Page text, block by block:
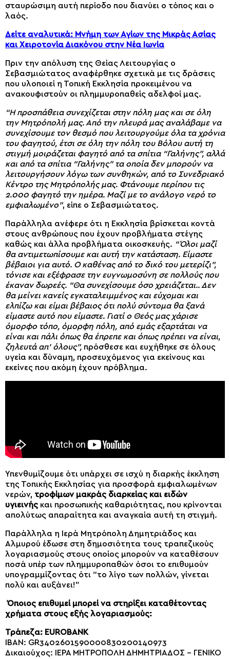
σταυρώσιμη αυτή περίοδο που διανύει ο τόπος και ο
λαός.
Δείτε αναλυτικά: Μνήμη των Αγίων της Μικράς Ασίας
και Χειροτονία Διακόνου στην Νέα Ιωνία
Πριν την απόλυση της Θείας Λειτουργίας ο
Σεβασμιώτατος αναφέρθηκε σχετικά με τις δράσεις
που υλοποιεί η Τοπική Εκκλησία προκειμένου να
ανακουφιστούν οι πλημμυροπαθείς αδελφοί μας.
“Η προσπάθεια συνεχίζεται στην πόλη μας και σε όλη
την Μητρόπολή μας. Από την πλευρά μας αναλάβαμε να
συνεχίσουμε τον θεσμό που λειτουργούμε όλα τα χρόνια
του φαγητού, έτσι σε όλη την πόλη του Βόλου αυτή τη
στιγμή μοιράζεται φαγητό από τα σπίτια “Γαλήνης”, αλλά
και από τα σπίτια “Γαλήνης” τα οποία δεν μπορούν να
λειτουργήσουν λόγω των συνθηκών, από το Συνεδριακό
Κέντρο της Μητρόπολής μας. Φτάνουμε περίπου τις
2.000 φαγητό την ημέρα. Μαζί με το ανάλογο νερό το
εμφιαλωμένο”, είπε ο Σεβασμιώτατος.
Παράλληλα ανέφερε ότι η Εκκλησία βρίσκεται κοντά
στους ανθρώπους που έχουν προβλήματα στέγης
καθώς και άλλα προβλήματα οικοσκευής. “Όλοι μαζί
θα αντιμετωπίσουμε και αυτή την κατάσταση. Είμαστε
βέβαιοι για αυτό. Ο καθένας από το δικό του μετερίζι”,
τόνισε και εξέφρασε την ευγνωμοσύνη σε πολλούς που
έκαναν δωρεές. “Θα συνεχίσουμε όσο χρειάζεται.. Δεν
θα μείνει κανείς εγκαταλειμμένος και εύχομαι και
ελπίζω και είμαι βέβαιος ότι πολύ σύντομα θα ξανά
είμαστε αυτό που είμαστε. Γιατί ο Θεός μας χάρισε
όμορφο τόπο, όμορφη πόλη, από εμάς εξαρτάται να
είναι και πάλι όπως θα έπρεπε και όπως πρέπει να είναι,
ζηλευτά απ’ όλους”, πρόσθεσε και ευχήθηκε σε όλους
υγεία και δύναμη, προσευχόμενος για εκείνους και
εκείνες που ακόμη έχουν πρόβλημα.
Υπενθυμίζουμε ότι υπάρχει σε ισχύ η διαρκής έκκληση
της Τοπικής Εκκλησίας για προσφορά εμφιαλωμένων
νερών, τροφίμων μακράς διαρκείας και ειδών
υγιεινής και προσωπικής καθαριότητας, που κρίνονται
απολύτως απαραίτητα και αναγκαία αυτή τη στιγμή.
Παράλληλα η Ιερά Μητρόπολη Δημητριάδος και
Αλμυρού έδωσε στη δημοσιότητα τους τραπεζικούς
λογαριασμούς στους οποίος μπορούν να καταθέσουν
ποσά υπέρ των πλημμυροπαθών όσοι το επιθυμούν
υπογραμμίζοντας ότι “το λίγο των πολλών, γίνεται
πολύ και αυξάνει!”
Όποιος επιθυμεί μπορεί να στηρίξει καταθέτοντας
χρήματα στους εξής λογαριασμούς:
Τράπεζα: EUROBANK
IBAN: GR3402601590000830200140973
Δικαιούχος: ΙΕΡΑ ΜΗΤΡΟΠΟΛΗ ΔΗΜΗΤΡΙΑΔΟΣ – ΓΕΝΙΚΟ